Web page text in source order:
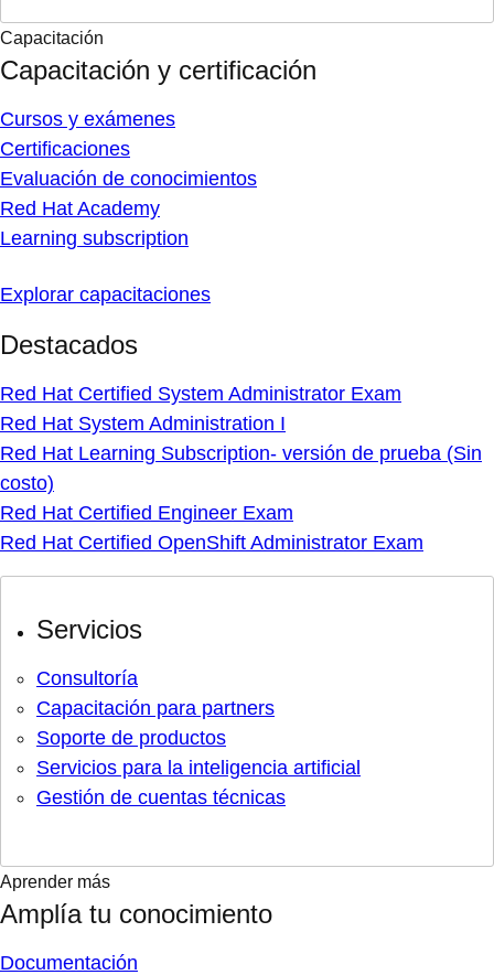
Capacitación
Capacitación y certificación
Cursos y exámenes
Certificaciones
Evaluación de conocimientos
Red Hat Academy
Learning subscription
Explorar capacitaciones
Destacados
Red Hat Certified System Administrator Exam
Red Hat System Administration I
Red Hat Learning Subscription- versión de prueba (Sin
costo)
Red Hat Certified Engineer Exam
Red Hat Certified OpenShift Administrator Exam
Servicios
Consultoría
Capacitación para partners
Soporte de productos
Servicios para la inteligencia artificial
Gestión de cuentas técnicas
Aprender más
Amplía tu conocimiento
Documentación